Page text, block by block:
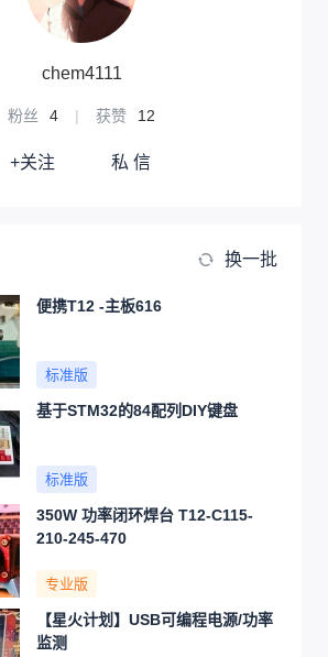
chem4111
粉丝 4 | 获赞 12
+关注 私 信
换一批
便携T12 -主板616
标准版
基于STM32的84配列DIY键盘
标准版
350W 功率闭环焊台 T12-C115-
210-245-470
专业版
【星火计划】USB可编程电源/功率
监测